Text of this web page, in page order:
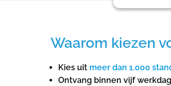
Waarom kiezen
Kies uit meer dan 1.000
Ontvang binnen vijf